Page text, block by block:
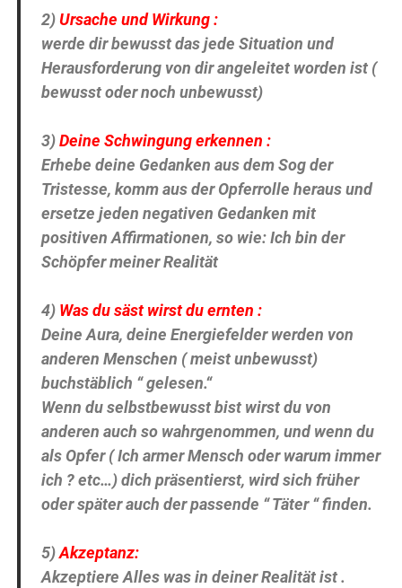
2)Ursache und Wirkung :
werde dir bewusst das jede Situation und
Herausforderung von dir angeleitet worden ist (
bewusst oder noch unbewusst)
3)Deine Schwingung erkennen :
Erhebe deine Gedanken aus dem Sog der
Tristesse, komm aus der Opferrolle heraus und
ersetze jeden negativen Gedanken mit
positiven Affirmationen, so wie: Ich bin der
Schöpfer meiner Realität
4) Was du säst wirst du ernten :
Deine Aura, deine Energiefelder werden von
anderen Menschen ( meist unbewusst)
buchstäblich “ gelesen.“
Wenn du selbstbewusst bist wirst du von
anderen auch so wahrgenommen, und wenn du
als Opfer ( Ich armer Mensch oderwarum immer
ich ? etc…) dich präsentierst, wird sich früher
oder später auch der passende “ Täter “ finden.
5)Akzeptanz:
Akzeptiere Alles was in deiner Realität ist .